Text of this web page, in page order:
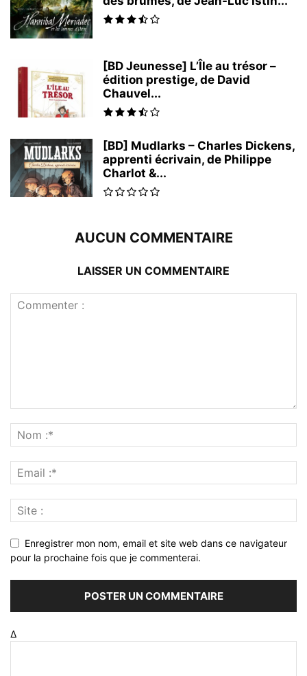
[BD Jeunesse] L’Île au trésor –
édition prestige, de David
Chauvel...
[BD] Mudlarks – Charles Dickens,
apprenti écrivain, de Philippe
Charlot &...
AUCUN COMMENTAIRE
LAISSER UN COMMENTAIRE
Enregistrer mon nom, email et site web dans ce navigateur
pour la prochaine fois que je commenterai.
Δ